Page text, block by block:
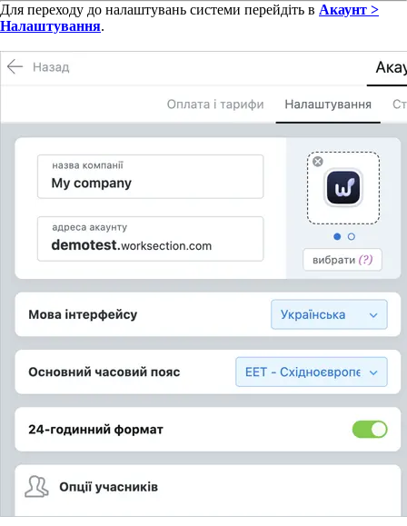
Для переходу до налаштувань системи перейдіть в Акаунт >
Налаштування.